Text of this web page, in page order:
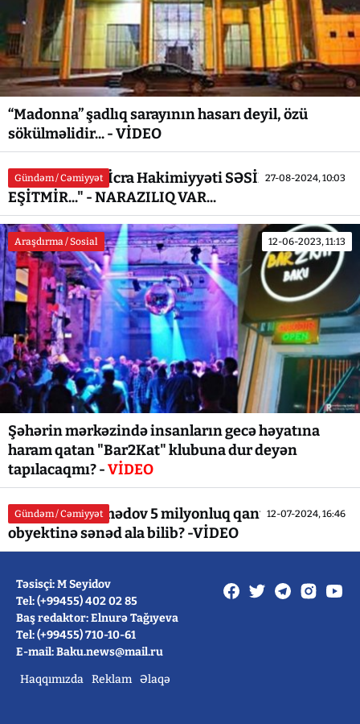
“Madonna” şadlıq sarayının hasarı deyil, özü
sökülməlidir... - VİDEO
Gündəm / Cəmiyyət 27-08-2024, 10:03
"Nizami rayon İcra Hakimiyyəti SƏSİMİZİ
EŞİTMİR..." - NARAZILIQ VAR...
Araşdırma / Sosial 12-06-2023, 11:13
Şəhərin mərkəzində insanların gecə həyatına
haram qatan "Bar2Kat" klubuna dur deyən
tapılacaqmı? -VİDEO
Gündəm / Cəmiyyət 12-07-2024, 16:46
İntiqam Məmmədov 5 milyonluq qanunsuz
obyektinə sənəd ala bilib? -VİDEO
Təsisçi: M Seyidov
Tel: (+99455) 402 02 85
Baş redaktor: Elnurə Tağıyeva
Tel: (+99455) 710-10-61
E-mail: Baku.news@mail.ru
Haqqımızda Reklam Əlaqə